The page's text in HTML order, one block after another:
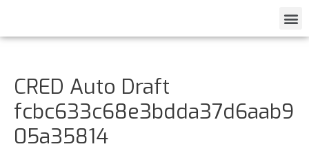
CRED Auto Draft
fcbc633c68e3bdda37d6aab9
05a35814